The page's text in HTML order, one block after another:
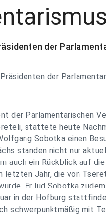
der
der
der Parlamentarischen
stattete heute
Sobotka einen
standen nicht nur
auch ein Rückblick auf
letzten Jahr, die von
Er lud Sobotka
in der Hofburg
schwerpunktmäßig mit